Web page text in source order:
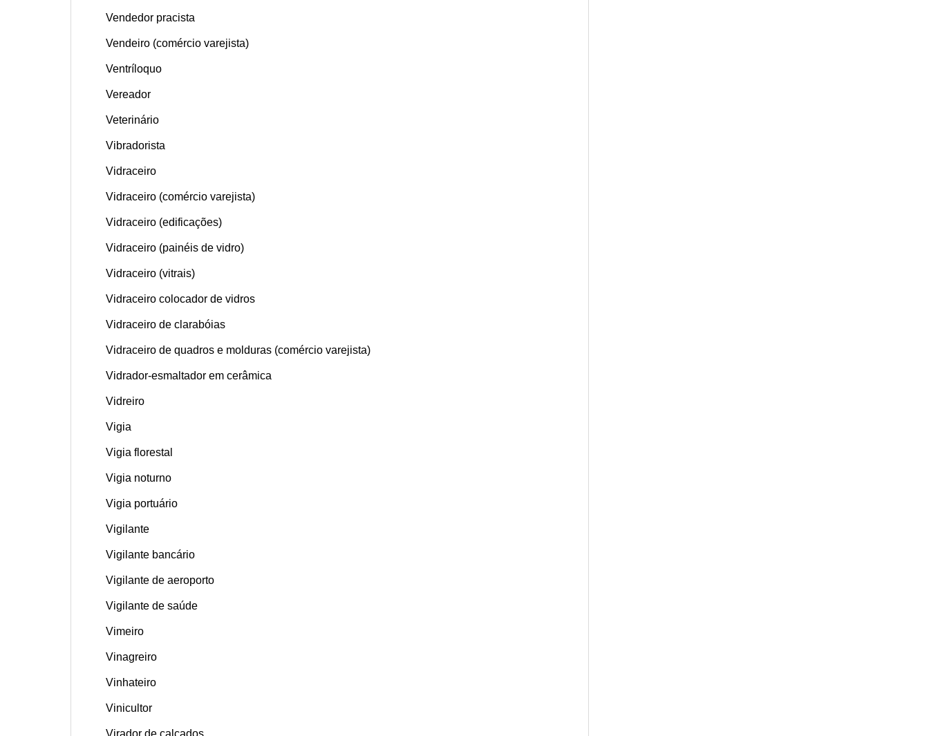
Vendedor pracista
Vendeiro (comércio varejista)
Ventríloquo
Vereador
Veterinário
Vibradorista
Vidraceiro
Vidraceiro (comércio varejista)
Vidraceiro (edificações)
Vidraceiro (painéis de vidro)
Vidraceiro (vitrais)
Vidraceiro colocador de vidros
Vidraceiro de clarabóias
Vidraceiro de quadros e molduras (comércio varejista)
Vidrador-esmaltador em cerâmica
Vidreiro
Vigia
Vigia florestal
Vigia noturno
Vigia portuário
Vigilante
Vigilante bancário
Vigilante de aeroporto
Vigilante de saúde
Vimeiro
Vinagreiro
Vinhateiro
Vinicultor
Virador de calçados